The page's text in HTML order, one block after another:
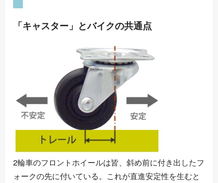
「キャスター」とバイクの共通点
2輪車のフロントホイールは皆、斜め前に付き出したフ
ォークの先に付いている。これが直進安定性を生むと